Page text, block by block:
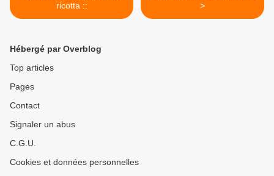
ricotta ::
>
Hébergé par Overblog
Top articles
Pages
Contact
Signaler un abus
C.G.U.
Cookies et données personnelles